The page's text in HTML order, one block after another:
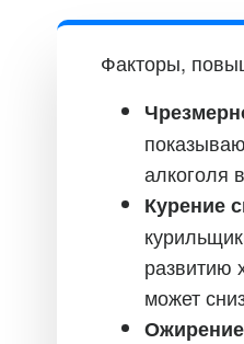
Факторы,
алкоголя
Курение
развитию
может